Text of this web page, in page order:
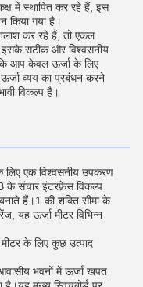
में स्थापित कर रहे हैं, इस
किया गया है।
कर रहे हैं, तो एकल
इसके सटीक और विश्वसनीय
आप केवल ऊर्जा के लिए
व्यय का प्रबंधन करने
विकल्प है।
लिए एक विश्वसनीय उपकरण
के संचार इंटरफ़ेस विकल्प
हैं।1 की शक्ति सीमा के
यह ऊर्जा मीटर विभिन्न
के लिए कुछ उत्पाद
भवनों में ऊर्जा खपत